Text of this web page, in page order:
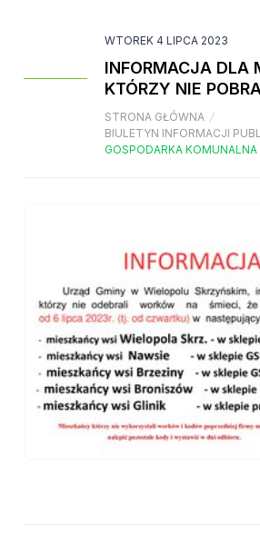
WTOREK 4 LIPCA 2023
INFORMACJA DLA
KTÓRZY NIE
STRONA GŁÓWNA /
BIULETYN INFORMACJI
GOSPODARKA KOMUNALNA